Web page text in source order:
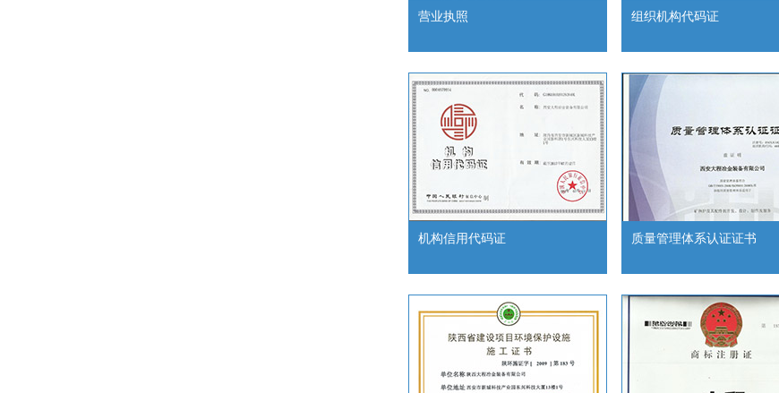
营业执照 组织机构代码证
机构信用代码证 质量管理体系认证证书